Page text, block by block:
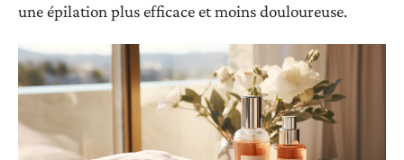
une épilation plus efficace et moins douloureuse.